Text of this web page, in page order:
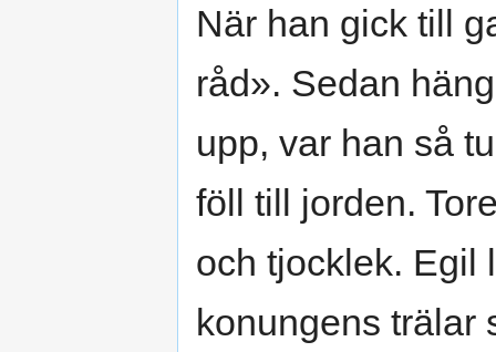
När han gick till
råd». Sedan
upp, var han så
föll till jorden.
och tjocklek. Egil
konungens trälar